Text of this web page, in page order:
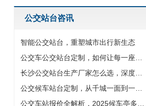
公交站台咨讯
智能公交站台，重塑城市出行新生态